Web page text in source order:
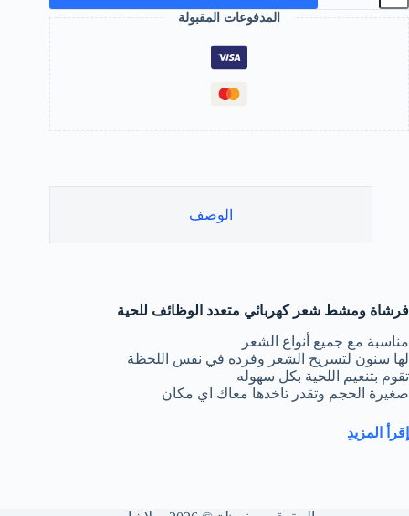
ومشط
شعر
كهربائي
متعدد
الوظائف
للحية
المدفوعات المقبولة
الوصف
فرشاة ومشط شعر كهربائي متعدد الوظائف للحية
مناسبة مع جميع أنواع الشعر
لها سنون لتسريح الشعر وفرده في نفس اللحظة
تقوم بتنعيم اللحية بكل سهوله
صغيرة الحجم وتقدر تاخدها معاك اي مكان
إقرأ المزيد